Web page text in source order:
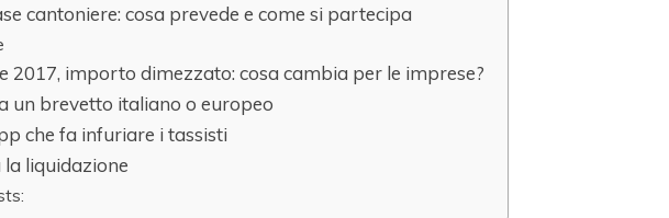
cantoniere: cosa prevede e come si partecipa
2017, importo dimezzato: cosa cambia per le imprese?
un brevetto italiano o europeo
che fa infuriare i tassisti
la liquidazione